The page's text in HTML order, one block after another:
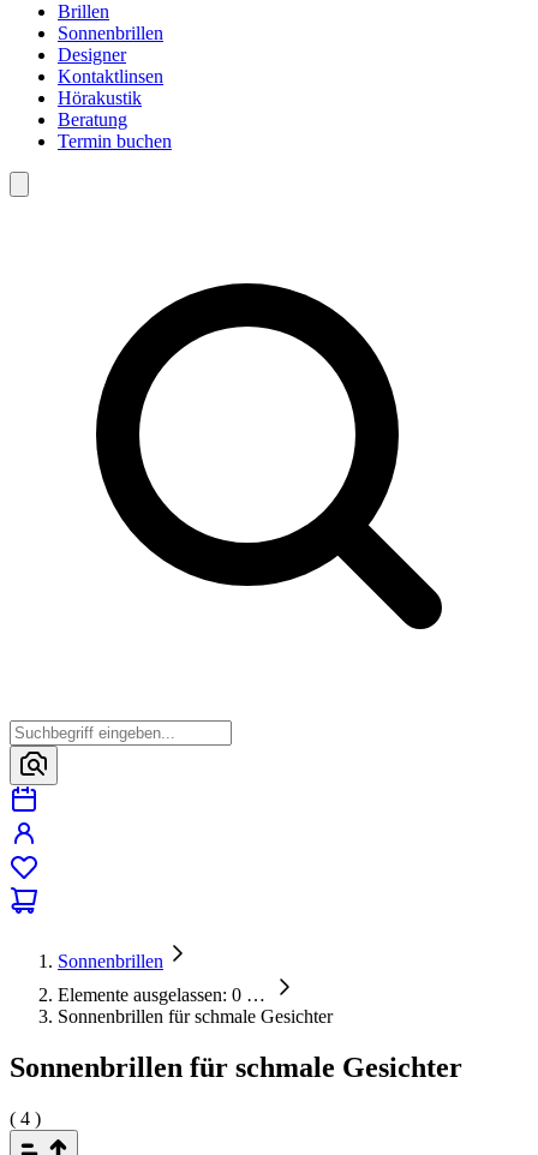
Brillen
Sonnenbrillen
Designer
Kontaktlinsen
Hörakustik
Beratung
Termin buchen
Sonnenbrillen
Elemente ausgelassen: 0 …
Sonnenbrillen für schmale Gesichter
Sonnenbrillen für schmale Gesichter
( 4 )